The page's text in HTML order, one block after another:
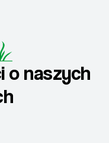
o naszych